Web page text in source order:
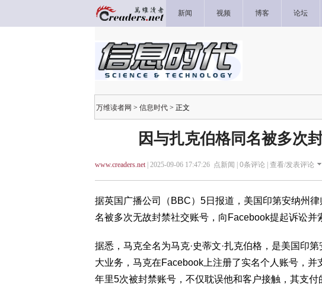
新闻 视频 博客 论坛
万维读者网 > 信息时代 > 正文
因与扎克伯格同名被多次
www.creaders.net| 2025-09-06 17:47:26 点新闻 | 0条评论 | 查看/发表评论
据英国广播公司（BBC）5日报道，美国印第安纳州
名被多次无故封禁社交账号，向Facebook提起诉讼并
据悉，马克全名为马克·史蒂文·扎克伯格，是美国印
大业务，马克在Facebook上注册了实名个人账号，
年里5次被封禁账号，不仅耽误他和客户接触，其支付